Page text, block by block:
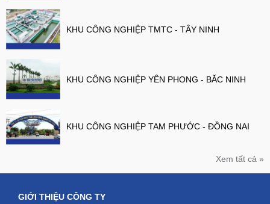
KHU CÔNG NGHIỆP TMTC - TÂY NINH
KHU CÔNG NGHIỆP YÊN PHONG - BĂC NINH
KHU CÔNG NGHIỆP TAM PHƯỚC - ĐỒNG NAI
Xem tất cả »
GIỚI THIỆU CÔNG TY